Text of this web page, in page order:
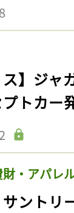
ス】ジ
トカー
・アパレ
サント